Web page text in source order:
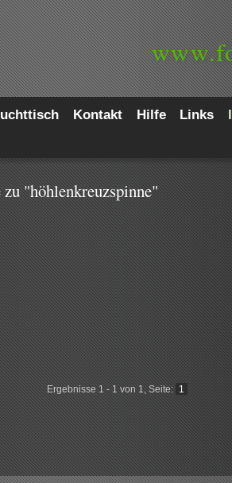
www.
Kontakt Hilfe Links
"höhlenkreuzspinne"
Ergebnisse 1 - 1 von 1, Seite: 1